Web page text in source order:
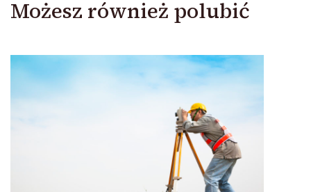
Możesz również polubić